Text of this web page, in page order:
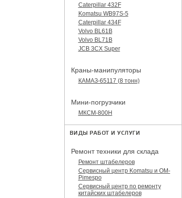
Caterpillar 432F
Komatsu WB97S-5
Caterpillar 434F
Volvo BL61B
Volvo BL71B
JCB 3CX Super
Краны-манипуляторы
КАМАЗ-65117 (8 тонн)
Мини-погрузчики
МКСМ-800H
ВИДЫ РАБОТ И УСЛУГИ
Ремонт техники для склада
Ремонт штабелеров
Сервисный центр Komatsu и OM-
Pimespo
Сервисный центр по ремонту
китайских штабелеров